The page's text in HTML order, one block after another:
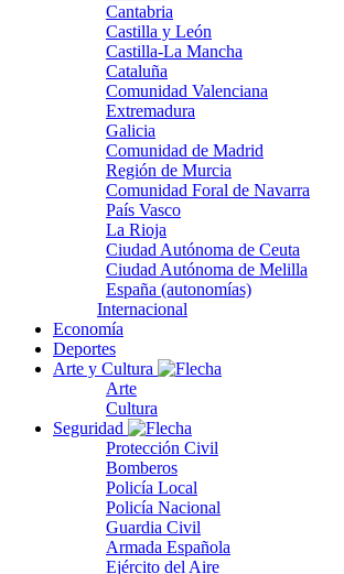
Cantabria
Castilla y León
Castilla-La Mancha
Cataluña
Comunidad Valenciana
Extremadura
Galicia
Comunidad de Madrid
Región de Murcia
Comunidad Foral de Navarra
País Vasco
La Rioja
Ciudad Autónoma de Ceuta
Ciudad Autónoma de Melilla
España (autonomías)
Internacional
Economía
Deportes
Arte y Cultura
Arte
Cultura
Seguridad
Protección Civil
Bomberos
Policía Local
Policía Nacional
Guardia Civil
Armada Española
Ejército del Aire